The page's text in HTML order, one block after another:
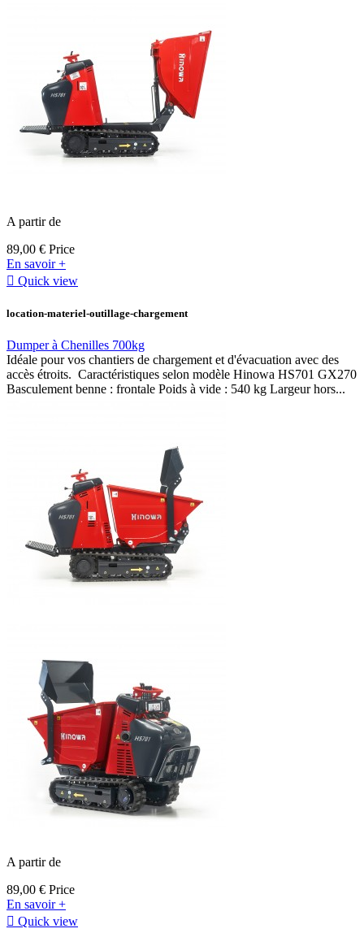
A partir de
89,00 € Price
En savoir +
 Quick view
location-materiel-outillage-chargement
Dumper à Chenilles 700kg
Idéale pour vos chantiers de chargement et d'évacuation avec des
accès étroits. Caractéristiques selon modèle Hinowa HS701 GX270
Basculement benne : frontale Poids à vide : 540 kg Largeur hors...
A partir de
89,00 € Price
En savoir +
 Quick view